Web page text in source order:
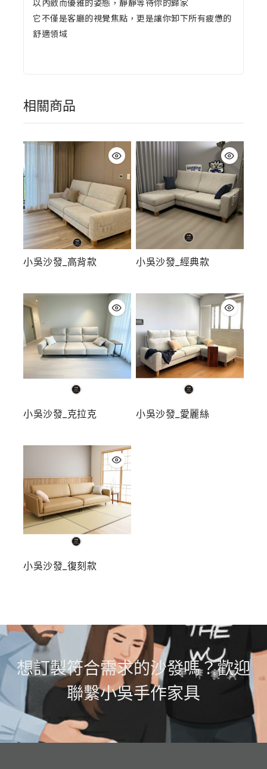
以內斂而優雅的姿態，靜靜等待你的歸家
它不僅是客廳的視覺焦點，更是讓你卸下所有疲憊的
舒適領域
相關商品
小吳沙發_高背款 小吳沙發_經典款
小吳沙發_克拉克 小吳沙發_愛麗絲
小吳沙發_復刻款
想訂製符合需求的沙發嗎？歡迎
聯繫小吳手作家具